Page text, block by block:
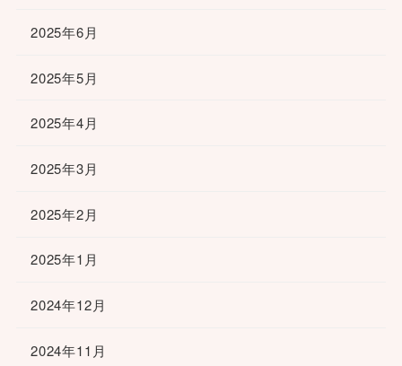
2025年6月
2025年5月
2025年4月
2025年3月
2025年2月
2025年1月
2024年12月
2024年11月